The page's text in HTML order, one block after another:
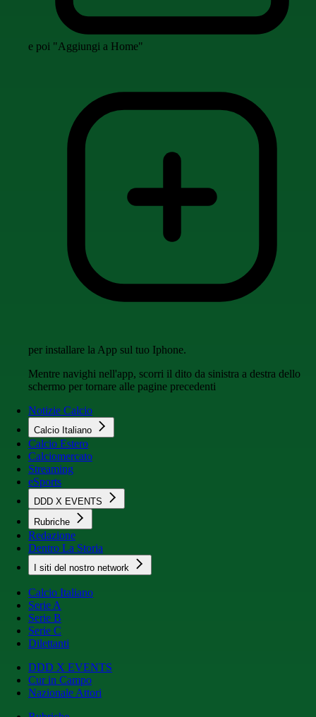
e poi "Aggiungi a Home"
per installare la App sul tuo Iphone.
Mentre navighi nell'app, scorri il dito da sinistra a destra dello
schermo per tornare alle pagine precedenti
Notizie Calcio
Calcio Italiano
Calcio Estero
Calciomercato
Streaming
eSports
DDD X EVENTS
Rubriche
Redazione
Dentro La Storia
I siti del nostro network
Calcio Italiano
Serie A
Serie B
Serie C
Dilettanti
DDD X EVENTS
Cur in Campo
Nazionale Attori